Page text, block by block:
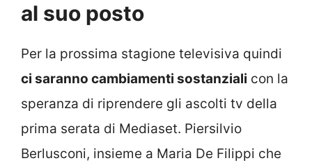
al suo posto
Per la prossima stagione televisiva quindi
ci saranno cambiamenti sostanziali con la
speranza di riprendere gli ascolti tv della
prima serata di Mediaset. Piersilvio
Berlusconi, insieme a Maria De Filippi che